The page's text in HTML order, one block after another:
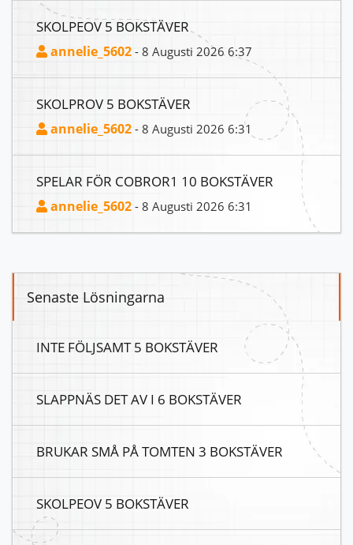
SKOLPEOV 5 BOKSTÄVER
annelie_5602 - 8 Augusti 2026 6:37
SKOLPROV 5 BOKSTÄVER
annelie_5602 - 8 Augusti 2026 6:31
SPELAR FÖR COBROR1 10 BOKSTÄVER
annelie_5602 - 8 Augusti 2026 6:31
Senaste Lösningarna
INTE FÖLJSAMT 5 BOKSTÄVER
SLAPPNÄS DET AV I 6 BOKSTÄVER
BRUKAR SMÅ PÅ TOMTEN 3 BOKSTÄVER
SKOLPEOV 5 BOKSTÄVER